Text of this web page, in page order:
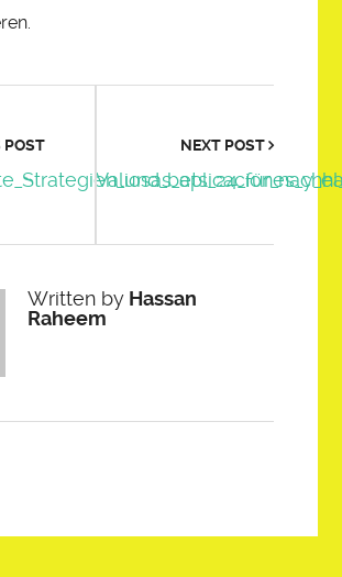
POST NEXT POST
Written by Hassan
Raheem